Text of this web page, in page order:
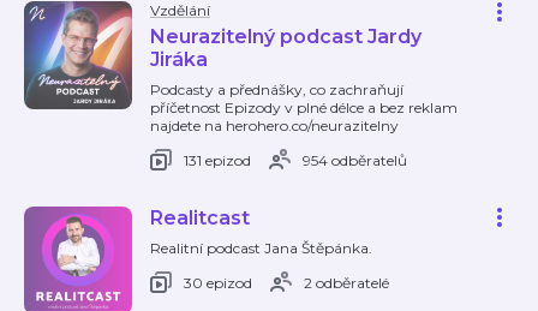
Vzdělání
Neurazitelný podcast Jardy
Jiráka
Podcasty a přednášky, co zachraňují
příčetnost Epizody v plné délce a bez reklam
najdete na herohero.co/neurazitelny
131 epizod
954 odběratelů
Realitcast
Realitní podcast Jana Štěpánka.
30 epizod
2 odběratelé